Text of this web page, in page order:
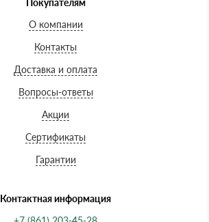
Покупателям
О компании
Контакты
Доставка и оплата
Вопросы-ответы
Акции
Сертификаты
Гарантии
Контактная информация